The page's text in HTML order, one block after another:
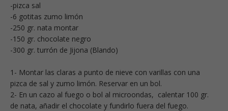
-pizca sal
-6 gotitas zumo limón
-250 gr. nata montar
-150 gr. chocolate negro
-300 gr. turrón de Jijona (Blando)
1- Montar las claras a punto de nieve con varillas con una
pizca de sal y zumo limón. Reservar en un bol.
2- En un cazo al fuego o bol al microondas, calentar 100 gr.
de nata, añadir el chocolate y fundirlo fuera del fuego.